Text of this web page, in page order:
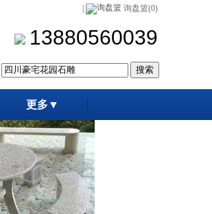
| 询盘篮(0)
13880560039
更多▼